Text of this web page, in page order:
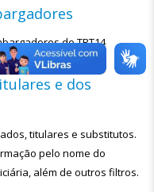
do TRT14
e dos
titulares e substitutos.
pelo nome do
além de outros filtros.